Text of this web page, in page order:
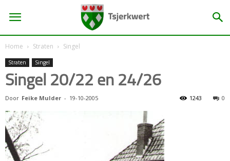
Home Straten Singel
Straten Singel
Singel 20/22 en 24/26
Door Feike Mulder - 19-10-2005 0
1243